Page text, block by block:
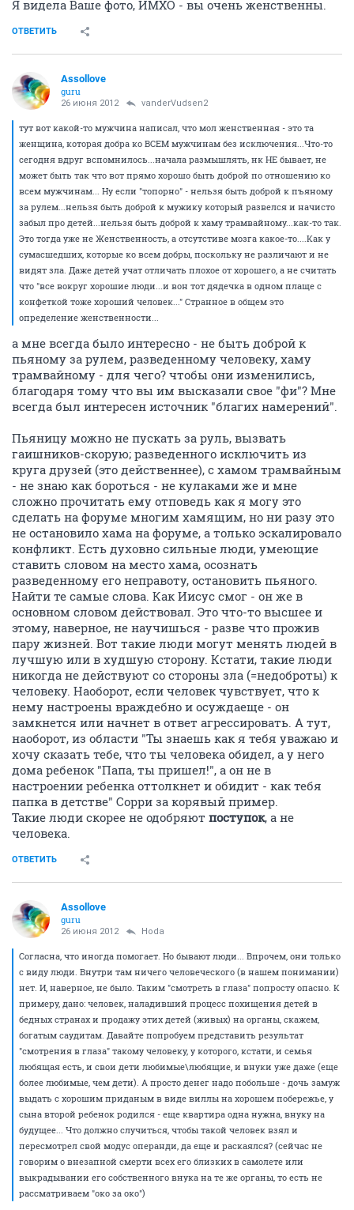
Я видела Ваше фото, ИМХО - вы очень женственны.
ОТВЕТИТЬ
Assollove
guru
26 июня 2012 vanderVudsen2
тут вот какой-то мужчина написал, что мол женственная - это та
женщина, которая добра ко ВСЕМ мужчинам без исключения...Что-то
сегодня вдруг вспомнилось...начала размышлять, нк НЕ бывает, не
может быть так что вот прямо хорошо быть доброй по отношению ко
всем мужчинам... Ну если "топорно" - нельзя быть доброй к пъяному
за рулем...нельзя быть доброй к мужику который развелся и начисто
забыл про детей...нельзя быть доброй к хаму трамвайному...как-то так.
Это тогда уже не Женственность, а отсутстиве мозга какое-то....Как у
сумасшедших, которые ко всем добры, поскольку не различают и не
видят зла. Даже детей учат отличать плохое от хорошего, а не считать
что "все вокруг хорошие люди...и вон тот дядечка в одном плаще с
конфеткой тоже хороший человек..." Странное в общем это
определение женственности...
а мне всегда было интересно - не быть доброй к
пьяному за рулем, разведенному человеку, хаму
трамвайному - для чего? чтобы они изменились,
благодаря тому что вы им высказали свое "фи"? Мне
всегда был интересен источник "благих намерений".
Пьяницу можно не пускать за руль, вызвать
гаишников-скорую; разведенного исключить из
круга друзей (это действеннее), с хамом трамвайным
- не знаю как бороться - не кулаками же и мне
сложно прочитать ему отповедь как я могу это
сделать на форуме многим хамящим, но ни разу это
не остановило хама на форуме, а только эскалировало
конфликт. Есть духовно сильные люди, умеющие
ставить словом на место хама, осознать
разведенному его неправоту, остановить пьяного.
Найти те самые слова. Как Иисус смог - он же в
основном словом действовал. Это что-то высшее и
этому, наверное, не научишься - разве что прожив
пару жизней. Вот такие люди могут менять людей в
лучшую или в худшую сторону. Кстати, такие люди
никогда не действуют со стороны зла (=недоброты) к
человеку. Наоборот, если человек чувствует, что к
нему настроены враждебно и осуждаеще - он
замкнется или начнет в ответ агрессировать. А тут,
наоборот, из области "Ты знаешь как я тебя уважаю и
хочу сказать тебе, что ты человека обидел, а у него
дома ребенок "Папа, ты пришел!", а он не в
настроении ребенка оттолкнет и обидит - как тебя
папка в детстве" Сорри за корявый пример.
Такие люди скорее не одобряют поступок, а не
человека.
ОТВЕТИТЬ
Assollove
guru
26 июня 2012 Hoda
Согласна, что иногда помогает. Но бывают люди... Впрочем, они только
с виду люди. Внутри там ничего человеческого (в нашем понимании)
нет. И, наверное, не было. Таким "смотреть в глаза" попросту опасно. К
примеру, дано: человек, наладивший процесс похищения детей в
бедных странах и продажу этих детей (живых) на органы, скажем,
богатым саудитам. Давайте попробуем представить результат
"смотрения в глаза" такому человеку, у которого, кстати, и семья
любящая есть, и свои дети любимые\любящие, и внуки уже даже (еще
более любимые, чем дети). А просто денег надо побольше - дочь замуж
выдать с хорошим приданым в виде виллы на хорошем побережье, у
сына второй ребенок родился - еще квартира одна нужна, внуку на
будущее... Что должно случиться, чтобы такой человек взял и
пересмотрел свой модус операнди, да еще и раскаялся? (сейчас не
говорим о внезапной смерти всех его близких в самолете или
выкрадывании его собственного внука на те же органы, то есть не
рассматриваем "око за око")